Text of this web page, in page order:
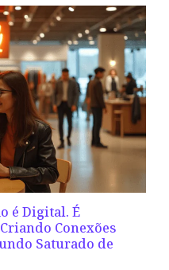
é Digital. É
Conexões
Saturado de